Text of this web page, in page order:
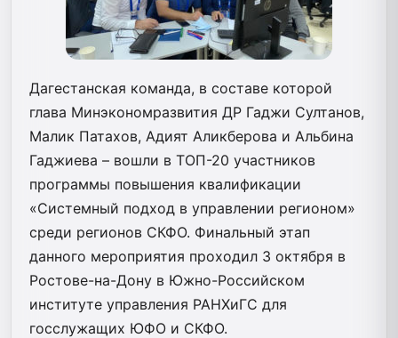
Дагестанская команда, в составе которой
глава Минэкономразвития ДР Гаджи Султанов,
Малик Патахов, Адият Аликберова и Альбина
Гаджиева – вошли в ТОП-20 участников
программы повышения квалификации
«Системный подход в управлении регионом»
среди регионов СКФО. Финальный этап
данного мероприятия проходил 3 октября в
Ростове-на-Дону в Южно-Российском
институте управления РАНХиГС для
госслужащих ЮФО и СКФО.